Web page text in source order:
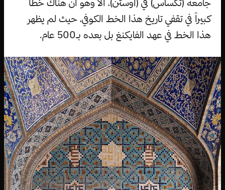
جامعة (تكساس) في (أوستن)، ألا وهو أن هناك خطأً
كبيراً في تقفي تاريخ هذا الخط الكوفي، حيث لم يظهر
هذا الخط في عهد الفايكنغ بل بعده بـ500 عام.